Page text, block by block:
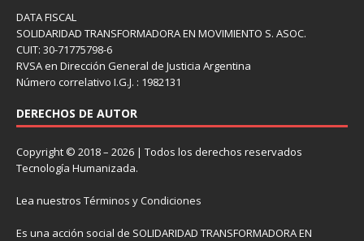
DATA FISCAL
SOLIDARIDAD TRANSFORMADORA EN MOVIMIENTO S. ASOC.
CUIT: 30-71775798-6
RVSA en Dirección General de Justicia Argentina
Número correlativo I.G.J. : 1982131
DERECHOS DE AUTOR
Copyright © 2018 – 2026 | Todos los derechos reservados
Tecnología Humanizada.
Lea nuestros Términos y Condiciones
Es una acción social de SOLIDARIDAD TRANSFORMADORA EN